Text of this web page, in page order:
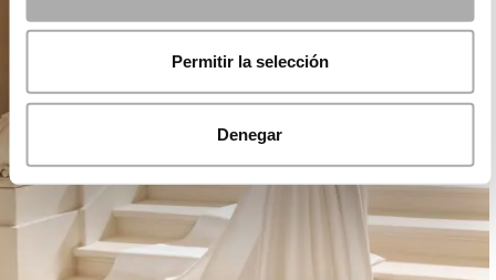
Permitir la selección
Denegar